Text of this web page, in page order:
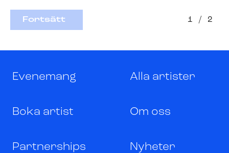
Fortsätt 1 / 2
Evenemang Alla artister
Boka artist Om oss
Partnerships Nyheter